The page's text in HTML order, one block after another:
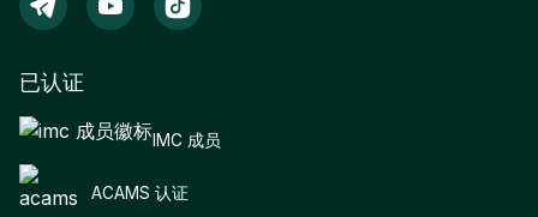
已认证
IMC 成员
ACAMS 认证